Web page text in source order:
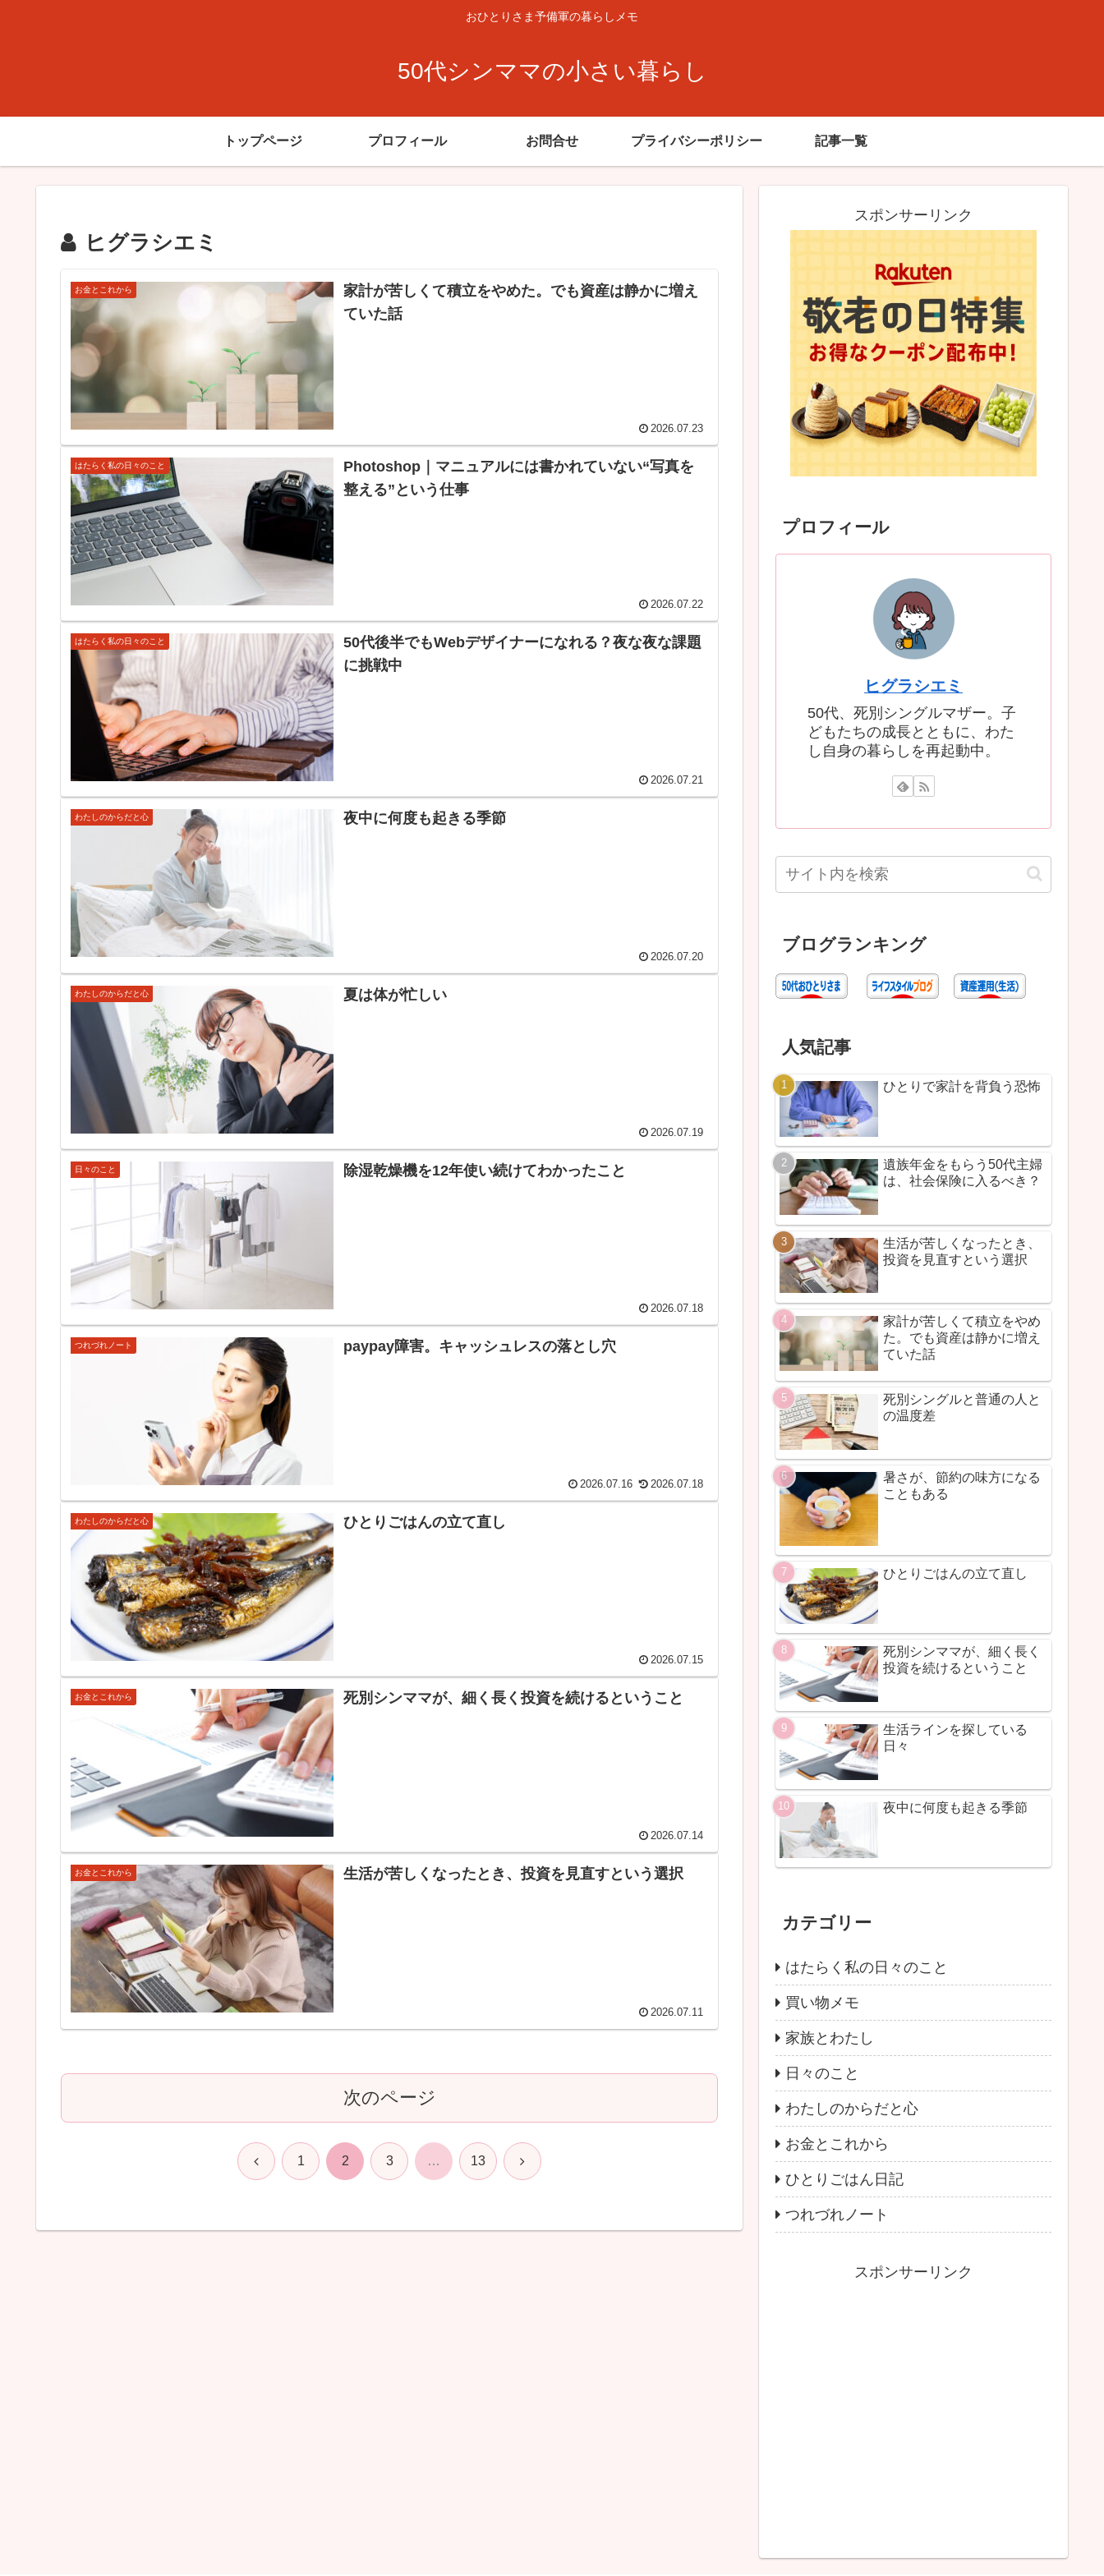
おひとりさま予備軍の暮らしメモ
50代シンママの小さい暮らし
トップページ プロフィール お問合せ プライバシーポリシー 記事一覧
ヒグラシエミ
お金とこれから
家計が苦しくて積立をやめた。でも資産は静かに増え
ていた話
2026.07.23
はたらく私の日々のこと
Photoshop｜マニュアルには書かれていない“写真を
整える”という仕事
2026.07.22
はたらく私の日々のこと
50代後半でもWebデザイナーになれる？夜な夜な課題
に挑戦中
2026.07.21
わたしのからだと心 夜中に何度も起きる季節
2026.07.20
わたしのからだと心 夏は体が忙しい
2026.07.19
日々のこと 除湿乾燥機を12年使い続けてわかったこと
2026.07.18
つれづれノート paypay障害。キャッシュレスの落とし穴
2026.07.16 2026.07.18
わたしのからだと心 ひとりごはんの立て直し
2026.07.15
お金とこれから 死別シンママが、細く長く投資を続けるということ
2026.07.14
お金とこれから 生活が苦しくなったとき、投資を見直すという選択
2026.07.11
次のページ
前 1 2 3 … 13 次
スポンサーリンク
プロフィール
ヒグラシエミ
50代、死別シングルマザー。子
どもたちの成長とともに、わた
し自身の暮らしを再起動中。
ブログランキング
人気記事
ひとりで家計を背負う恐怖
遺族年金をもらう50代主婦
は、社会保険に入るべき？
生活が苦しくなったとき、
投資を見直すという選択
家計が苦しくて積立をやめ
た。でも資産は静かに増え
ていた話
死別シングルと普通の人と
の温度差
暑さが、節約の味方になる
こともある
ひとりごはんの立て直し
死別シンママが、細く長く
投資を続けるということ
生活ラインを探している
日々
夜中に何度も起きる季節
カテゴリー
はたらく私の日々のこと
買い物メモ
家族とわたし
日々のこと
わたしのからだと心
お金とこれから
ひとりごはん日記
つれづれノート
スポンサーリンク